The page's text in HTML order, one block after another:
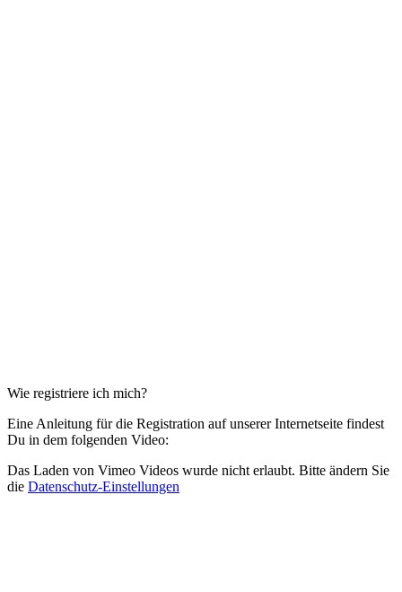
Wie registriere ich mich?
Eine Anleitung für die Registration auf unserer Internetseite findest
Du in dem folgenden Video:
Das Laden von Vimeo Videos wurde nicht erlaubt. Bitte ändern Sie
die Datenschutz-Einstellungen